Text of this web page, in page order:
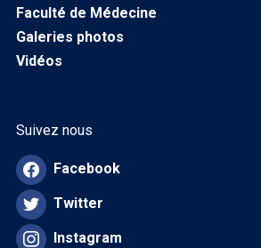
Faculté de Médecine
Galeries photos
Vidéos
Suivez nous
Facebook
Twitter
Instagram